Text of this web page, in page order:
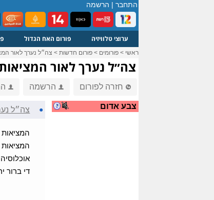
התחבר | הרשמה
ערוצי טלוויזיה פורום האח הגדול
ראשי > פורומים > פורום חדשות > צה״ל נערך לאור
צה״ל נערך לאור
חזרה לפורום הרשמה
צבע אדום ● צה״ל
המציאות
המציאות
די ברור